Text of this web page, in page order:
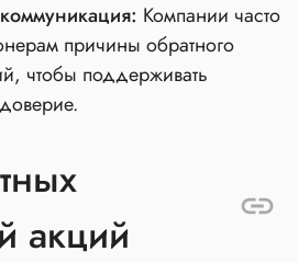
Компании часто
причины обратного
чтобы поддерживать
акций